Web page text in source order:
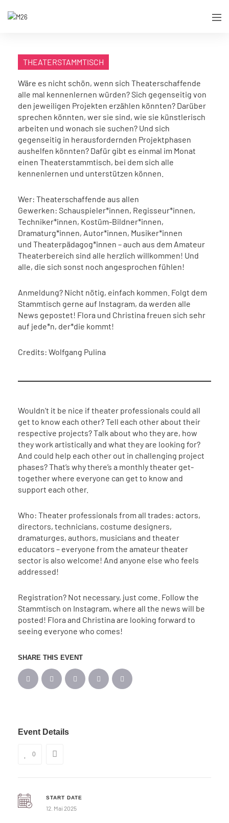
THEATERSTAMMTISCH
Wäre es nicht schön, wenn sich Theaterschaffende
alle mal kennenlernen würden? Sich gegenseitig von
den jeweiligen Projekten erzählen könnten? Darüber
sprechen könnten, wer sie sind, wie sie künstlerisch
arbeiten und wonach sie suchen? Und sich
gegenseitig in herausfordernden Projektphasen
aushelfen könnten? Dafür gibt es einmal im Monat
einen Theaterstammtisch, bei dem sich alle
kennenlernen und unterstützen können.
Wer: Theaterschaffende aus allen
Gewerken: Schauspieler*innen, Regisseur*innen,
Techniker*innen, Kostüm-Bildner*innen,
Dramaturg*innen, Autor*innen, Musiker*innen
und Theaterpädagog*innen – auch aus dem Amateur
Theaterbereich sind alle herzlich willkommen! Und
alle, die sich sonst noch angesprochen fühlen!
Anmeldung? Nicht nötig, einfach kommen. Folgt dem
Stammtisch gerne auf Instagram, da werden alle
News gepostet! Flora und Christina freuen sich sehr
auf jede*n, der*die kommt!
Credits: Wolfgang Pulina
Wouldn’t it be nice if theater professionals could all
get to know each other? Tell each other about their
respective projects? Talk about who they are, how
they work artistically and what they are looking for?
And could help each other out in challenging project
phases? That’s why there’s a monthly theater get-
together where everyone can get to know and
support each other.
Who: Theater professionals from all trades: actors,
directors, technicians, costume designers,
dramaturges, authors, musicians and theater
educators – everyone from the amateur theater
sector is also welcome! And anyone else who feels
addressed!
Registration? Not necessary, just come. Follow the
Stammtisch on Instagram, where all the news will be
posted! Flora and Christina are looking forward to
seeing everyone who comes!
SHARE THIS EVENT
Event Details
0
START DATE
12. Mai 2025